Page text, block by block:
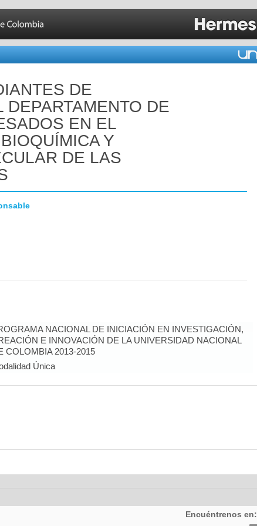
DE
DEPARTAMENTO DE
EN EL
Y
DE LAS
NACIONAL DE INICIACIÓN EN INVESTIGACIÓN,
E INNOVACIÓN DE LA UNIVERSIDAD NACIONAL
COLOMBIA 2013-2015
Única
Encuéntrenos en: